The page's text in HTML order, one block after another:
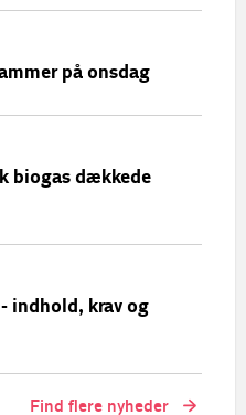
på onsdag
biogas dækkede
indhold, krav og
Find flere nyheder